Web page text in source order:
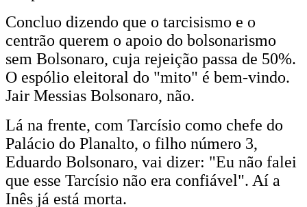
Concluo dizendo que o tarcisismo e o
centrão querem o apoio do bolsonarismo
sem Bolsonaro, cuja rejeição passa de 50%.
O espólio eleitoral do "mito" é bem-vindo.
Jair Messias Bolsonaro, não.
Lá na frente, com Tarcísio como chefe do
Palácio do Planalto, o filho número 3,
Eduardo Bolsonaro, vai dizer: "Eu não falei
que esse Tarcísio não era confiável". Aí a
Inês já está morta.